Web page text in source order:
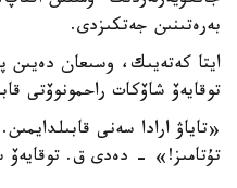
بەرەتىنىن جەتكىزدى.
ايتا كەتەيىك، وسىعان
توقايەۆ شاۆكات راحمونوۆتى
«تاياۋ ارادا سەنى
تۇتامىز!» - دەدى ق. توقايەۆ